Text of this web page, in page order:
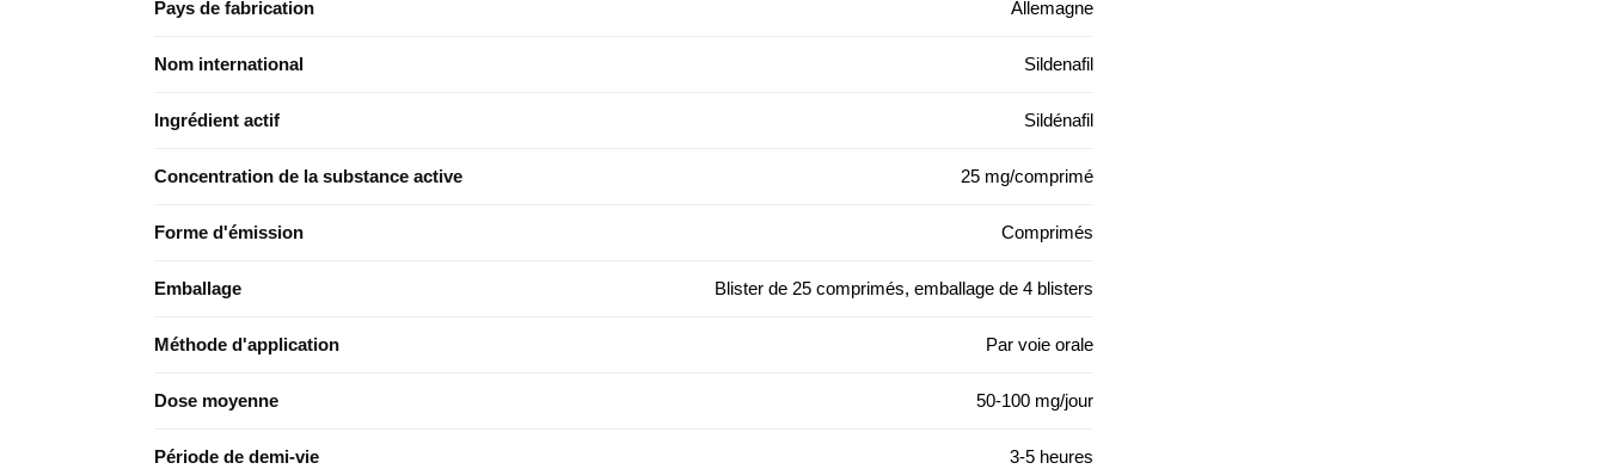
Pays de fabrication Allemagne
Nom international Sildenafil
Ingrédient actif Sildénafil
Concentration de la substance active 25 mg/comprimé
Forme d'émission Comprimés
Emballage Blister de 25 comprimés, emballage de 4 blisters
Méthode d'application Par voie orale
Dose moyenne 50-100 mg/jour
Période de demi-vie 3-5 heures